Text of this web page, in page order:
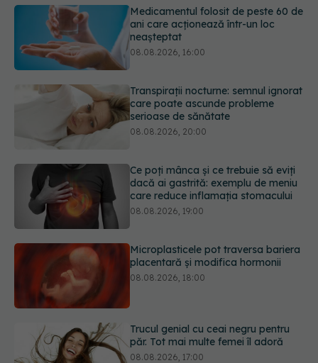
Medicamentul folosit de peste 60 de
ani care acționează într-un loc
neașteptat
08.08.2026, 16:00
Transpirații nocturne: semnul ignorat
care poate ascunde probleme
serioase de sănătate
08.08.2026, 20:00
Ce poți mânca și ce trebuie să eviți
dacă ai gastrită: exemplu de meniu
care reduce inflamația stomacului
08.08.2026, 19:00
Microplasticele pot traversa bariera
placentară și modifica hormonii
08.08.2026, 18:00
Trucul genial cu ceai negru pentru
păr. Tot mai multe femei îl adoră
08.08.2026, 17:00